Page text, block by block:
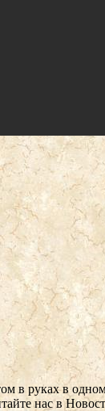
в руках в
нас в